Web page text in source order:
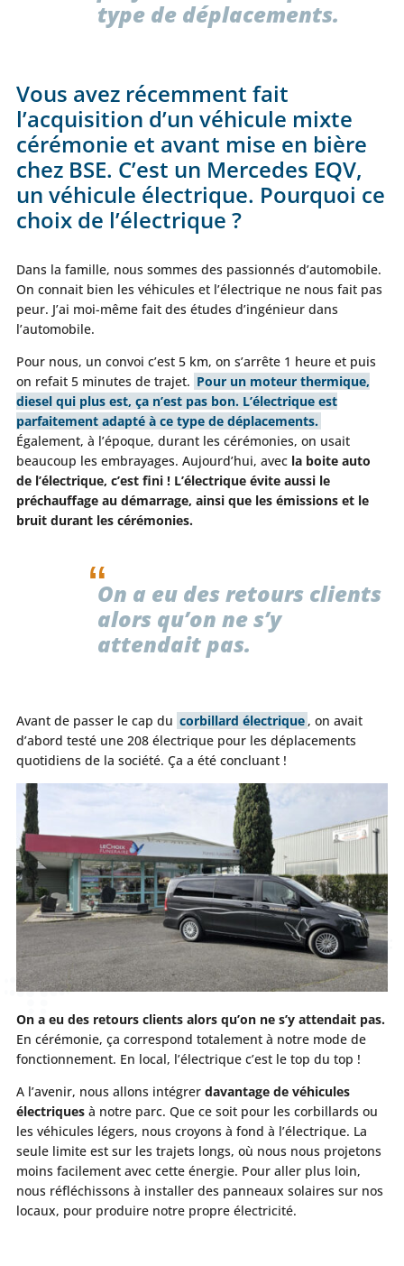
type de déplacements.
Vous avez récemment fait
l’acquisition d’un véhicule mixte
cérémonie et avant mise en bière
chez BSE. C’est un Mercedes EQV,
un véhicule électrique. Pourquoi ce
choix de l’électrique ?
Dans la famille, nous sommes des passionnés d’automobile.
On connait bien les véhicules et l’électrique ne nous fait pas
peur. J’ai moi-même fait des études d’ingénieur dans
l’automobile.
Pour nous, un convoi c’est 5 km, on s’arrête 1 heure et puis
on refait 5 minutes de trajet. Pour un moteur thermique,
diesel qui plus est, ça n’est pas bon. L’électrique est
parfaitement adapté à ce type de déplacements.
Également, à l’époque, durant les cérémonies, on usait
beaucoup les embrayages. Aujourd’hui, avec la boite auto
de l’électrique, c’est fini ! L’électrique évite aussi le
préchauffage au démarrage, ainsi que les émissions et le
bruit durant les cérémonies.
On a eu des retours clients
alors qu’on ne s’y
attendait pas.
Avant de passer le cap du corbillard électrique , on avait
d’abord testé une 208 électrique pour les déplacements
quotidiens de la société. Ça a été concluant !
On a eu des retours clients alors qu’on ne s’y attendait pas.
En cérémonie, ça correspond totalement à notre mode de
fonctionnement. En local, l’électrique c’est le top du top !
A l’avenir, nous allons intégrer davantage de véhicules
électriquesà notre parc. Que ce soit pour les corbillards ou
les véhicules légers, nous croyons à fond à l’électrique. La
seule limite est sur les trajets longs, où nous nous projetons
moins facilement avec cette énergie. Pour aller plus loin,
nous réfléchissons à installer des panneaux solaires sur nos
locaux, pour produire notre propre électricité.